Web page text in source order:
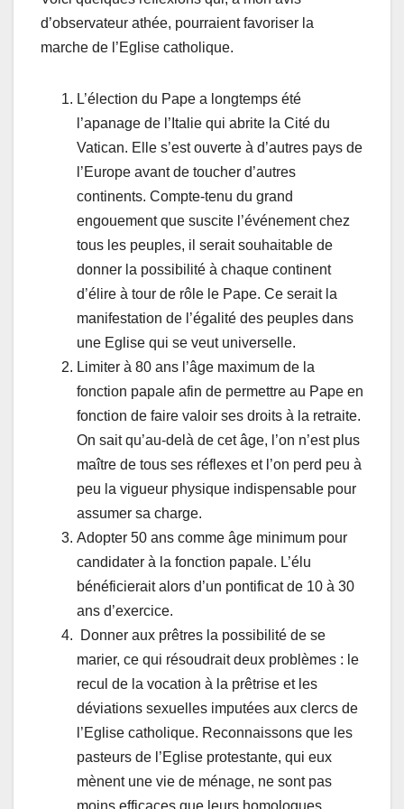
d’observateur athée, pourraient favoriser la
marche de l’Eglise catholique.
L’élection du Pape a longtemps été
l’apanage de l’Italie qui abrite la Cité du
Vatican. Elle s’est ouverte à d’autres pays de
l’Europe avant de toucher d’autres
continents. Compte-tenu du grand
engouement que suscite l’événement chez
tous les peuples, il serait souhaitable de
donner la possibilité à chaque continent
d’élire à tour de rôle le Pape. Ce serait la
manifestation de l’égalité des peuples dans
une Eglise qui se veut universelle.
Limiter à 80 ans l’âge maximum de la
fonction papale afin de permettre au Pape en
fonction de faire valoir ses droits à la retraite.
On sait qu’au-delà de cet âge, l’on n’est plus
maître de tous ses réflexes et l’on perd peu à
peu la vigueur physique indispensable pour
assumer sa charge.
Adopter 50 ans comme âge minimum pour
candidater à la fonction papale. L’élu
bénéficierait alors d’un pontificat de 10 à 30
ans d’exercice.
Donner aux prêtres la possibilité de se
marier, ce qui résoudrait deux problèmes : le
recul de la vocation à la prêtrise et les
déviations sexuelles imputées aux clercs de
l’Eglise catholique. Reconnaissons que les
pasteurs de l’Eglise protestante, qui eux
mènent une vie de ménage, ne sont pas
moins efficaces que leurs homologues